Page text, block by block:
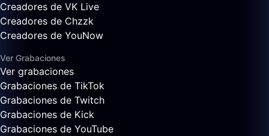
Creadores de VK Live
Creadores de Chzzk
Creadores de YouNow
Ver Grabaciones
Ver grabaciones
Grabaciones de TikTok
Grabaciones de Twitch
Grabaciones de Kick
Grabaciones de YouTube